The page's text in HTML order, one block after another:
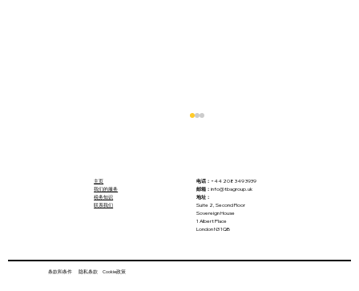
主页
我们的服务
税务知识
联系我们
电话： +44 208 349 3939
邮箱： info@tbagroup.uk
地址：
Suite 2, Second Floor
Sovereign House
1 Albert Place
London N3 1QB
条款和条件 隐私条款 Cookie政策